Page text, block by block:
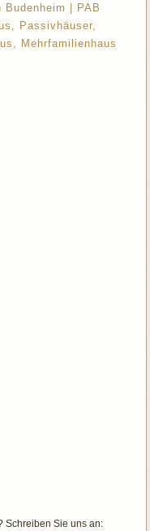
Budenheim | PAB
Passivhäuser,
Mehrfamilienhaus
Schreiben Sie uns an: